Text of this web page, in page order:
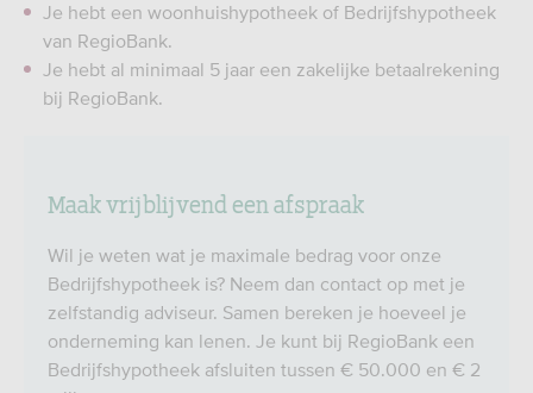
Je hebt een woonhuishypotheek of Bedrijfshypotheek
van RegioBank.
Je hebt al minimaal 5 jaar een zakelijke betaalrekening
bij RegioBank.
Maak vrijblijvend een afspraak
Wil je weten wat je maximale bedrag voor onze
Bedrijfshypotheek is? Neem dan contact op met je
zelfstandig adviseur. Samen bereken je hoeveel je
onderneming kan lenen. Je kunt bij RegioBank een
Bedrijfshypotheek afsluiten tussen € 50.000 en € 2